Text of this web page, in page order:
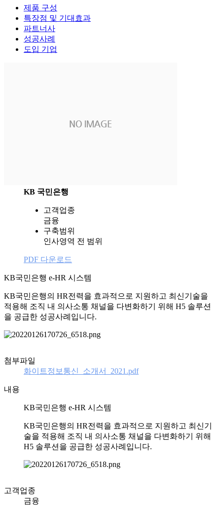
제품 구성
특장점 및 기대효과
파트너사
성공사례
도입 기업
KB 국민은행
고객업종
금융
구축범위
인사영역 전 범위
PDF 다운로드
KB국민은행 e-HR 시스템
KB국민은행의 HR전력을 효과적으로 지원하고 최신기술을
적용해 조직 내 의사소통 채널을 다변화하기 위해 H5 솔루션
을 공급한 성공사례입니다.
첨부파일
화이트정보통신_소개서_2021.pdf
내용
KB국민은행 e-HR 시스템
KB국민은행의 HR전력을 효과적으로 지원하고 최신기
술을 적용해 조직 내 의사소통 채널을 다변화하기 위해
H5 솔루션을 공급한 성공사례입니다.
고객업종
금융